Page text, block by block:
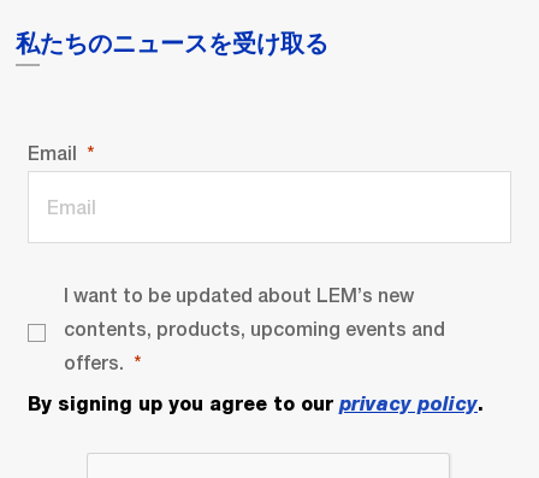
私たちのニュースを受け取る
Email
I want to be updated about LEM’s new
contents, products, upcoming events and
offers.
By signing up you agree to our privacy policy.